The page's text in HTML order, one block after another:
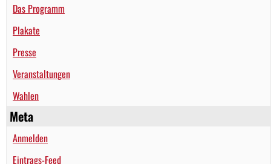
Das Programm
Plakate
Presse
Veranstaltungen
Wahlen
Meta
Anmelden
Eintrags-Feed